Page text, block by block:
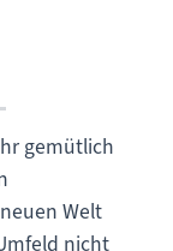
gemütlich
Welt
nicht